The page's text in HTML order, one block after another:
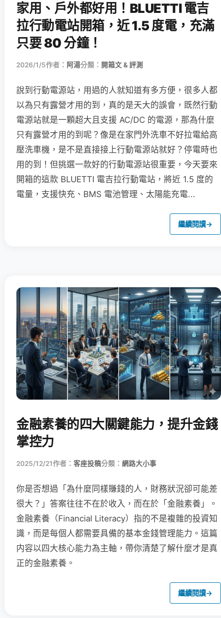
家用、戶外都好用！BLUETTI 電吉
拉行動電站開箱，近 1.5 度電，充滿
只要 80 分鐘！
2026/1/5作者： 阿湯分類： 開箱文 & 評測
說到行動電源站，用過的人就知道有多方便，很多人都
以為只有露營才用的到，真的是天大的誤會，既然行動
電源站就是一顆超大且支援 AC/DC 的電源，那為什麼
只有露營才用的到呢？像是在家門外洗車不好拉電給高
壓洗車機，是不是直接接上行動電源站就好？停電時也
用的到！但挑選一款好的行動電源站很重要，今天要來
開箱的這款 BLUETTI 電吉拉行動電站，將近 1.5 度的
電量，支援快充、BMS 電池管理、太陽能充電...
繼續閱讀→
金融素養的四大關鍵能力，提升金錢
掌控力
2025/12/21作者： 客座投稿分類： 網路大小事
你是否想過「為什麼同樣賺錢的人，財務狀況卻可能差
很大？」答案往往不在於收入，而在於「金融素養」。
金融素養（Financial Literacy）指的不是複雜的投資知
識，而是每個人都需要具備的基本金錢管理能力。這篇
内容以四大核心能力為主軸，帶你清楚了解什麼才是真
正的金融素養。
繼續閱讀→